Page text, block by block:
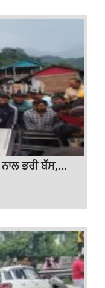
ਭਰੀ ਬੱਸ,...